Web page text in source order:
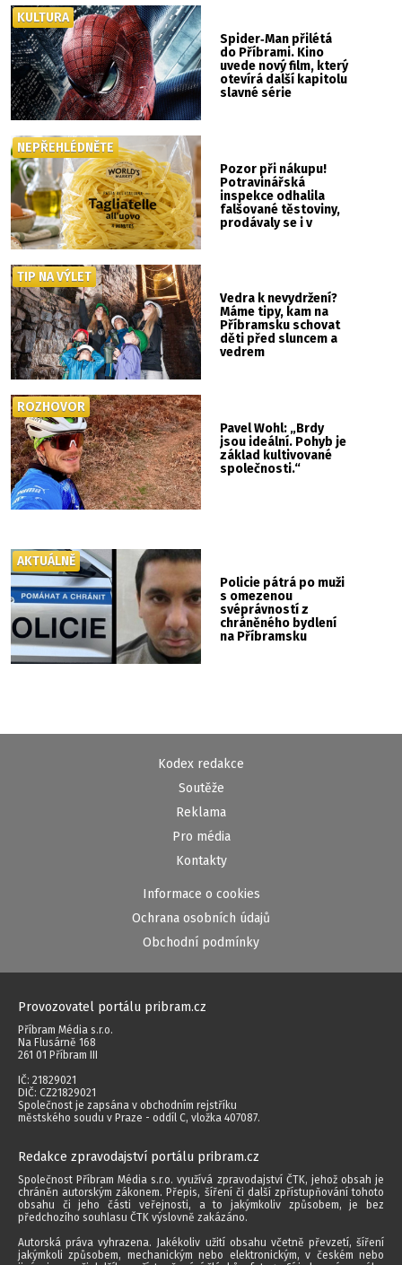
Spider‑Man přilétá
do Příbrami. Kino
uvede nový film, který
otevírá další kapitolu
slavné série
KULTURA
Pozor při nákupu!
Potravinářská
inspekce odhalila
falšované těstoviny,
prodávaly se i v
NEPŘEHLÉDNĚTE
Vedra k nevydržení?
Máme tipy, kam na
Příbramsku schovat
děti před sluncem a
vedrem
TIP NA VÝLET
Pavel Wohl: „Brdy
jsou ideální. Pohyb je
základ kultivované
společnosti.“
ROZHOVOR
Policie pátrá po muži
s omezenou
svéprávností z
chráněného bydlení
na Příbramsku
AKTUÁLNĚ
Kodex redakce
Soutěže
Reklama
Pro média
Kontakty
Informace o cookies
Ochrana osobních údajů
Obchodní podmínky
Provozovatel portálu pribram.cz
Příbram Média s.r.o.
Na Flusárně 168
261 01 Příbram III
IČ: 21829021
DIČ: CZ21829021
Společnost je zapsána v obchodním rejstříku
městského soudu v Praze - oddíl C, vložka 407087.
Redakce zpravodajství portálu pribram.cz
Společnost Příbram Média s.r.o. využívá zpravodajství ČTK, jehož obsah je
chráněn autorským zákonem. Přepis, šíření či další zpřístupňování tohoto
obsahu či jeho části veřejnosti, a to jakýmkoliv způsobem, je bez
předchozího souhlasu ČTK výslovně zakázáno.
Autorská práva vyhrazena. Jakékoliv užití obsahu včetně převzetí, šíření
jakýmkoli způsobem, mechanickým nebo elektronickým, v českém nebo